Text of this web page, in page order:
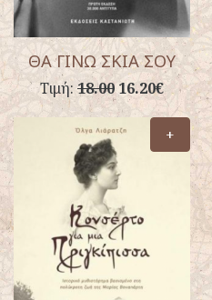
ΘΑ ΓΙΝΩ ΣΚΙΑ ΣΟΥ
Τιμή: 18.00 16.20€
+